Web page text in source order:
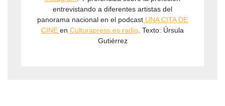
entrevistando a diferentes artistas del
panorama nacional en el podcast ⁠UNA CITA DE
CINE ⁠ en ⁠Culturapress.es radio⁠ . Texto: Úrsula
Gutiérrez